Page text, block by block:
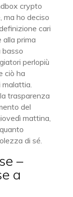
crypto
ma ho deciso
cari
prima
basso
perlopiù
ciò ha
malattia.
trasparenza
del
mattina,
di sé.
–
a